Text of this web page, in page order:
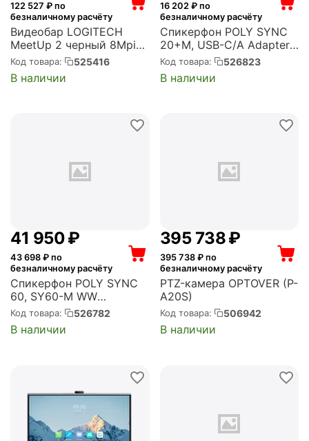
122 527 ₽ по
безналичному расчёту
Видеобар LOGITECH
MeetUp 2 черный 8Mpix
(3840x2160) USB3.0 с
микрофоном (960-
001681)
Код товара: 525416
В наличии
16 202₽ по
безналичному расчёту
Спикерфон POLY SYNC
20+M, USB-C/A Adapter
(B95VLAA)
Код товара: 526823
В наличии
41 950₽
43 698 ₽ по
безналичному расчёту
Спикерфон POLY SYNC
60, SY60-M WW
(77P41AA)
Код товара: 526782
В наличии
395 738₽
395 738₽ по
безналичному расчёту
PTZ-камера OPTOVER (P-
A20S)
Код товара: 506942
В наличии